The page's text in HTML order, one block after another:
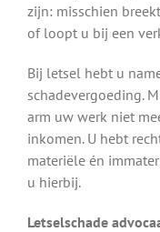
zijn: misschien
of loopt u bij een
Bij letsel hebt u
schadevergoeding.
arm uw werk niet
inkomen. U hebt
materiële én
u hierbij.
Letselschade